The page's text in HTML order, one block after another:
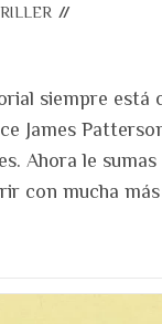
siempre está
James
Ahora le sumas
con mucha